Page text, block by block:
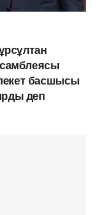
басшысы
деп